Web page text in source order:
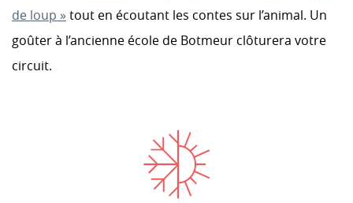
de loup »tout en écoutant les contes sur l’animal. Un
goûter à l’ancienne école de Botmeur clôturera votre
circuit.